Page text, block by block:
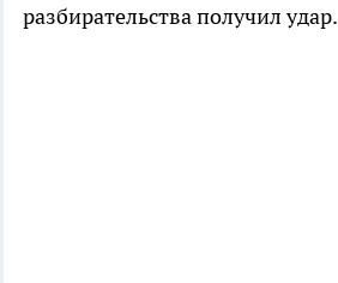
разбирательства получил удар.